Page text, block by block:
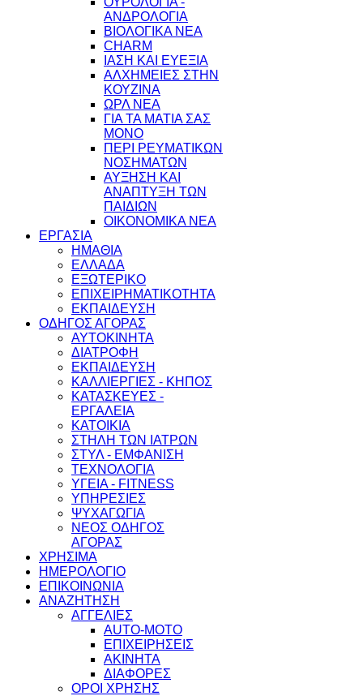
ΑΝΔΡΟΛΟΓΙΑ
ΒΙΟΛΟΓΙΚΑ ΝΕΑ
CHARM
ΙΑΣΗ ΚΑΙ ΕΥΕΞΙΑ
ΑΛΧΗΜΕΙΕΣ ΣΤΗΝ
ΚΟΥΖΙΝΑ
ΩΡΛ ΝEA
ΓΙΑ ΤΑ ΜΑΤΙΑ ΣΑΣ
ΜΟΝΟ
ΠΕΡΙ ΡΕΥΜΑΤΙΚΩΝ
ΝΟΣΗΜΑΤΩΝ
ΑΥΞΗΣΗ ΚΑΙ
ΑΝΑΠΤΥΞΗ ΤΩΝ
ΠΑΙΔΙΩΝ
ΟΙΚΟΝΟΜΙΚΑ ΝΕΑ
ΕΡΓΑΣΙΑ
ΗΜΑΘΙΑ
ΕΛΛΑΔΑ
ΕΞΩΤΕΡΙΚΟ
ΕΠΙΧΕΙΡΗΜΑΤΙΚΟΤΗΤΑ
ΕΚΠΑΙΔΕΥΣΗ
ΟΔΗΓΟΣ ΑΓΟΡΑΣ
ΑΥΤΟΚΙΝΗΤΑ
ΔΙΑΤΡΟΦΗ
ΕΚΠΑΙΔΕΥΣΗ
ΚΑΛΛΙΕΡΓΙΕΣ - ΚΗΠΟΣ
ΚΑΤΑΣΚΕΥΕΣ -
ΕΡΓΑΛΕΙΑ
ΚΑΤΟΙΚΙΑ
ΣΤΗΛΗ ΤΩΝ ΙΑΤΡΩΝ
ΣΤΥΛ - ΕΜΦΑΝΙΣΗ
ΤΕΧΝΟΛΟΓΙΑ
ΥΓΕΙΑ - FITNESS
ΥΠΗΡΕΣΙΕΣ
ΨΥΧΑΓΩΓΙΑ
ΝΕΟΣ ΟΔΗΓΟΣ
ΑΓΟΡΑΣ
ΧΡΗΣΙΜΑ
ΗΜΕΡΟΛΟΓΙΟ
ΕΠΙΚΟΙΝΩΝΙΑ
ΑΝΑΖΗΤΗΣΗ
ΑΓΓΕΛΙΕΣ
AUTO-MOTO
ΕΠΙΧΕΙΡΗΣΕΙΣ
ΑΚΙΝΗΤΑ
ΔΙΑΦΟΡΕΣ
ΟΡΟΙ ΧΡΗΣΗΣ